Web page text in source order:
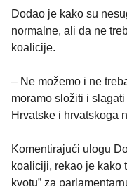
Dodao je kako su
normalne, ali da ne
koalicije.
– Ne možemo i ne
moramo složiti i
Hrvatske i hrvatskoga
Komentirajući ulogu
koaliciji, rekao je kako
kvotu” za